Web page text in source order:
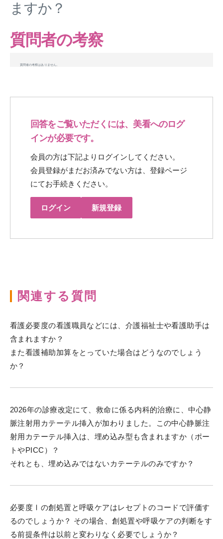
ますか？
質問者の考察
質問者の考察はありません。
回答をご覧いただくには、美看へのログ
インが必要です。
会員の方は下記よりログインしてください。
会員登録がまだお済みでない方は、登録ページ
にてお手続きください。
ログイン 新規登録
関連する質問
看護必要度の看護職員などには、介護福祉士や看護助手は
含まれますか？
また看護補助加算をとっていた場合はどうなのでしょう
か？
2026年の診療改定にて、救命に係る内科的治療に、中心静
脈注射用カテーテル挿入が加わりました。この中心静脈注
射用カテーテル挿入は、埋め込み型も含まれますか（ポー
トやPICC）？
それとも、埋め込みではないカテーテルのみですか？
必要度Ⅰの創処置と呼吸ケアはレセプトのコードで評価す
るのでしょうか？ その場合、創処置や呼吸ケアの判断をす
る前提条件は以前と変わりなく必要でしょうか？